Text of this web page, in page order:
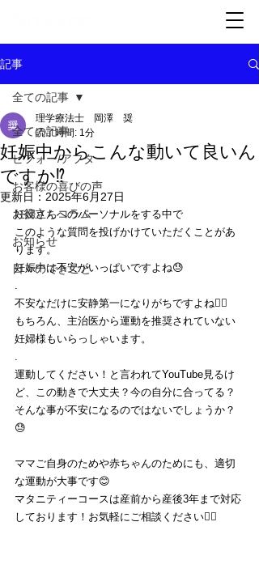
記事
全ての記事
ビフォー/アフター
お客様の喜びの声
お役立ちコラム
お知らせ
日々のできごと
全ての記事
妊娠中からこんな動いて良いん
ですか⁉️
理学療法士 岡澤 奨
読了時間: 1分
更新日： 2025年6月27日
妊婦さんへのパーソナルをする中で
このような質問を投げかけていただくことがあ
ります。
妊娠中は不安がいっぱいですよね😓
.
不安なだけに安静第一になりがちですよね🙇‍♂️
もちろん、主治医から運動を推奨されていない
妊婦様もいらっしゃいます。
.
運動してください！と言われてYouTube見るけ
ど、この動きで大丈夫？今の自分に合ってる？
そんな事が不安になるのではないでしょうか？
😓
ママご自身のためや赤ちゃんのためにも、適切
な運動が大事です😊
マタニティーコースは産前から産後3年まで対応
しております！お気軽にご相談ください🙇‍♂️